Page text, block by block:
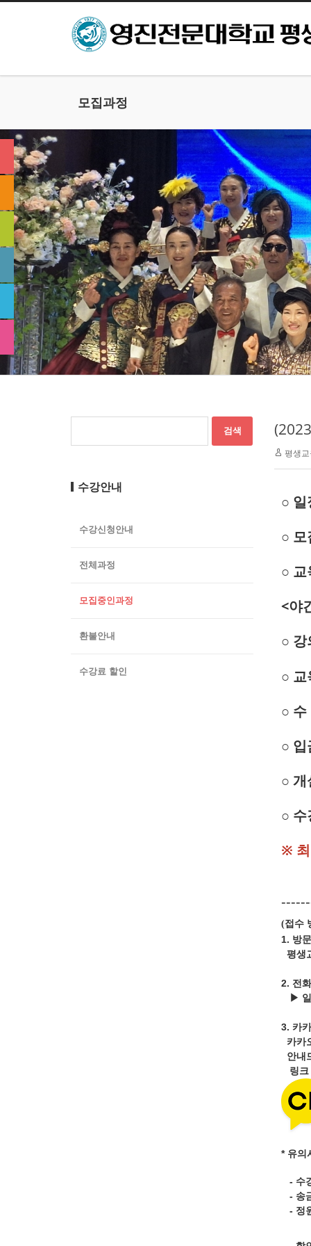
모집과정
평생교
○ 일
○ 모
○ 교
<야
○ 강
○ 교
○ 수
○ 입
○ 개
○ 수
※
(접수
1. 방문
평생
2. 전화
▶ 일
3. 카
카카
안내
링크
* 유의
- 수
- 송
- 정
수강안내
수강신청안내
전체과정
모집중인과정
환불안내
수강료 할인